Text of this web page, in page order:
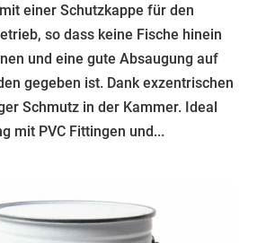
einer Schutzkappe für den
so dass keine Fische hinein
und eine gute Absaugung auf
gegeben ist. Dank exzentrischen
Schmutz in der Kammer. Ideal
mit PVC Fittingen und...